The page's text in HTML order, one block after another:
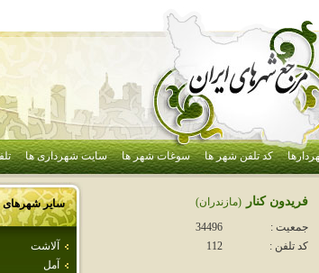
کد تلفن شهر ها سوغات شهر ها سایت شهرداری ها
سایر
آلاشت
آمل
فريدون كنار
(مازندران)
جمعیت :
34496
کد تلفن :
112